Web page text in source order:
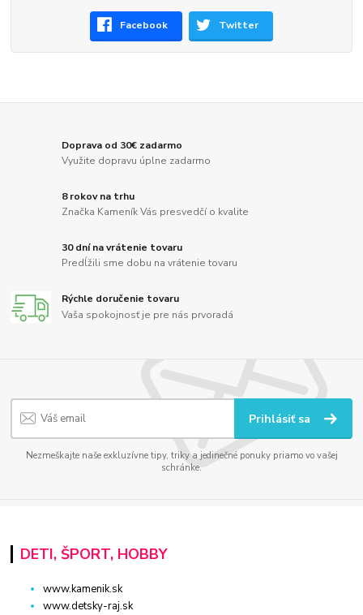
Facebook Twitter
Doprava od 30€ zadarmo
Využite dopravu úplne zadarmo
8 rokov na trhu
Značka Kameník Vás presvedčí o kvalite
30 dní na vrátenie tovaru
Predĺžili sme dobu na vrátenie tovaru
Rýchle doručenie tovaru
Vaša spokojnosť je pre nás prvoradá
Prihlásiť sa
Nezmeškajte naše exkluzívne tipy, triky a jedinečné ponuky priamo vo vašej
schránke.
DETI, ŠPORT, HOBBY
www.kamenik.sk
www.detsky-raj.sk